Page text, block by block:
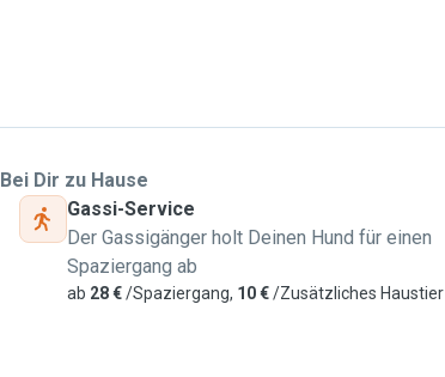
Bei Dir zu Hause
Gassi-Service
Der Gassigänger holt Deinen Hund für einen
Spaziergang ab
ab 28 €/Spaziergang, 10 €/Zusätzliches Haustier